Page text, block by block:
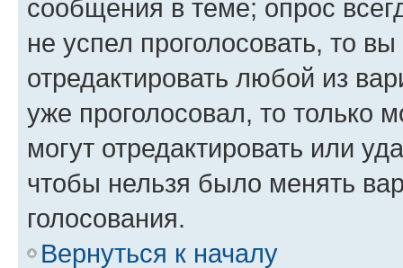
сообщения в теме; опрос
не успел проголосовать, то
отредактировать любой из
уже проголосовал, то только
могут отредактировать или
чтобы нельзя было менять
голосования.
Вернуться к началу